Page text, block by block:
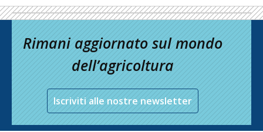
Rimani aggiornato sul mondo
dell’agricoltura
Iscriviti alle nostre newsletter